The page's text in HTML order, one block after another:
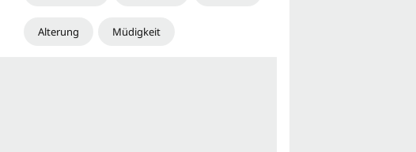
Alterung Müdigkeit